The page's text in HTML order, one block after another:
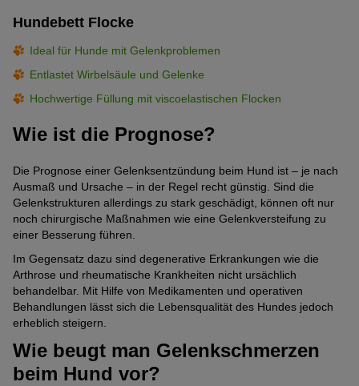
Hundebett Flocke
Ideal für Hunde mit Gelenkproblemen
Entlastet Wirbelsäule und Gelenke
Hochwertige Füllung mit viscoelastischen Flocken
Wie ist die Prognose?
Die Prognose einer Gelenksentzündung beim Hund ist – je nach
Ausmaß und Ursache – in der Regel recht günstig. Sind die
Gelenkstrukturen allerdings zu stark geschädigt, können oft nur
noch chirurgische Maßnahmen wie eine Gelenkversteifung zu
einer Besserung führen.
Im Gegensatz dazu sind degenerative Erkrankungen wie die
Arthrose und rheumatische Krankheiten nicht ursächlich
behandelbar. Mit Hilfe von Medikamenten und operativen
Behandlungen lässt sich die Lebensqualität des Hundes jedoch
erheblich steigern.
Wie beugt man Gelenkschmerzen
beim Hund vor?